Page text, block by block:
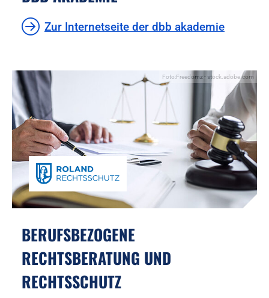
Zur Internetseite der dbb akademie
Foto:Freedomz - stock.adobe.com
BERUFSBEZOGENE
RECHTSBERATUNG UND
RECHTSSCHUTZ